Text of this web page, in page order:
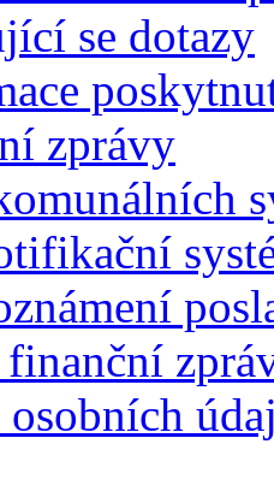
se dotazy
zprávy
osobních